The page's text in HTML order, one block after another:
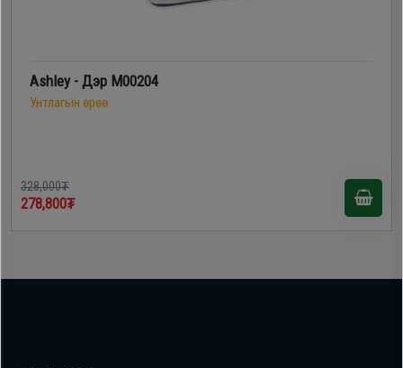
Ashley - Дэр M00204
Унтлагын өрөө
328,000₮
278,800₮